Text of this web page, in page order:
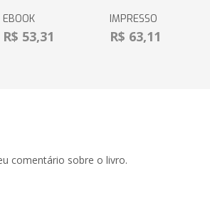
EBOOK
R$ 53,31
IMPRESSO
R$ 63,11
comentário sobre o livro.